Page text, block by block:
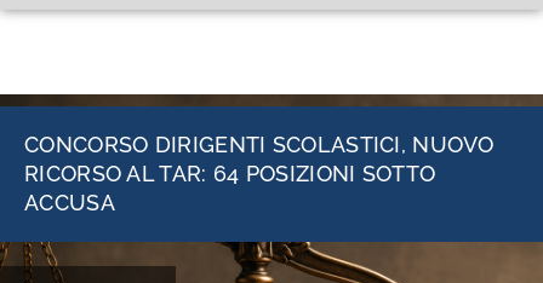
CONCORSO DIRIGENTI SCOLASTICI, NUOVO
RICORSO AL TAR: 64 POSIZIONI SOTTO
ACCUSA